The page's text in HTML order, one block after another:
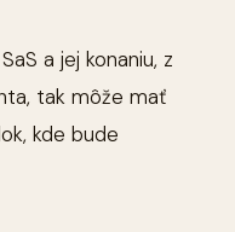
a jej konaniu, z
tak môže mať
kde bude